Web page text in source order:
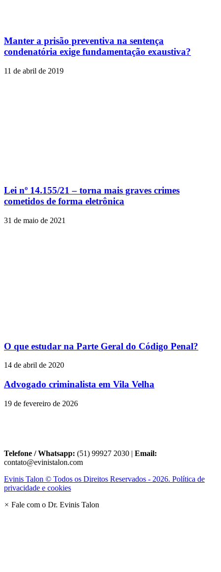
Manter a prisão preventiva na sentença
condenatória exige fundamentação exaustiva?
11 de abril de 2019
Lei nº 14.155/21 – torna mais graves crimes
cometidos de forma eletrônica
31 de maio de 2021
O que estudar na Parte Geral do Código Penal?
14 de abril de 2020
Advogado criminalista em Vila Velha
19 de fevereiro de 2026
Telefone / Whatsapp: (51) 99927 2030 | Email:
contato@evinistalon.com
Evinis Talon © Todos os Direitos Reservados - 2026. Política de
privacidade e cookies
× Fale com o Dr. Evinis Talon